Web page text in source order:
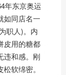
年东京奥运
如同店名一
职人)。内
皮用的糖都
违和感。刚
软绵密。